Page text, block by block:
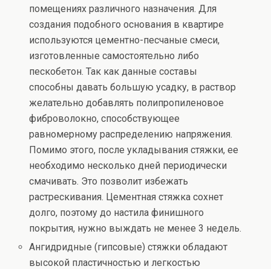
помещениях различного назначения. Для
создания подобного основания в квартире
используются цементно-песчаные смеси,
изготовленные самостоятельно либо
пескобетон. Так как данные составы
способны давать большую усадку, в раствор
желательно добавлять полипропиленовое
фиброволокно, способствующее
равномерному распределению напряжения.
Помимо этого, после укладывания стяжки, ее
необходимо несколько дней периодически
смачивать. Это позволит избежать
растрескивания. Цементная стяжка сохнет
долго, поэтому до настила финишного
покрытия, нужно выждать не менее 3 недель.
Ангидридные (гипсовые) стяжки обладают
высокой пластичностью и легкостью